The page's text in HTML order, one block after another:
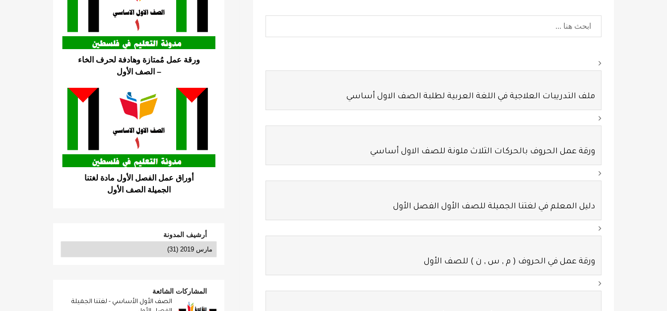
ملف التدريبات العلاجية في اللغة العربية لطلبة الصف الاول أساسي
ورقة عمل الحروف بالحركات الثلاث ملونة للصف الاول أساسي
دليل المعلم في لغتنا الجميلة للصف الأول الفصل الأول
ورقة عمل في الحروف ( م , س , ن ) للصف الأول
ورقة عمل مُمتازة وهادفة لحرف الخاء
– الصف الأول
أوراق عمل الفصل الأول مادة لغتنا
الجميلة الصف الأول
أرشيف المدونة
المشاركات الشائعة
الصف الأول الأساسي - لغتنا الجميلة